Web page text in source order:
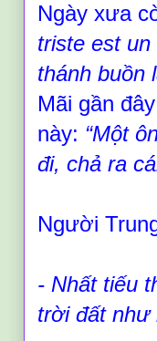
Ngày xưa
triste est
thánh buồn
Mãi gần
này: “Một
đi, chả ra
Người
- Nhất tiếu
trời đất như